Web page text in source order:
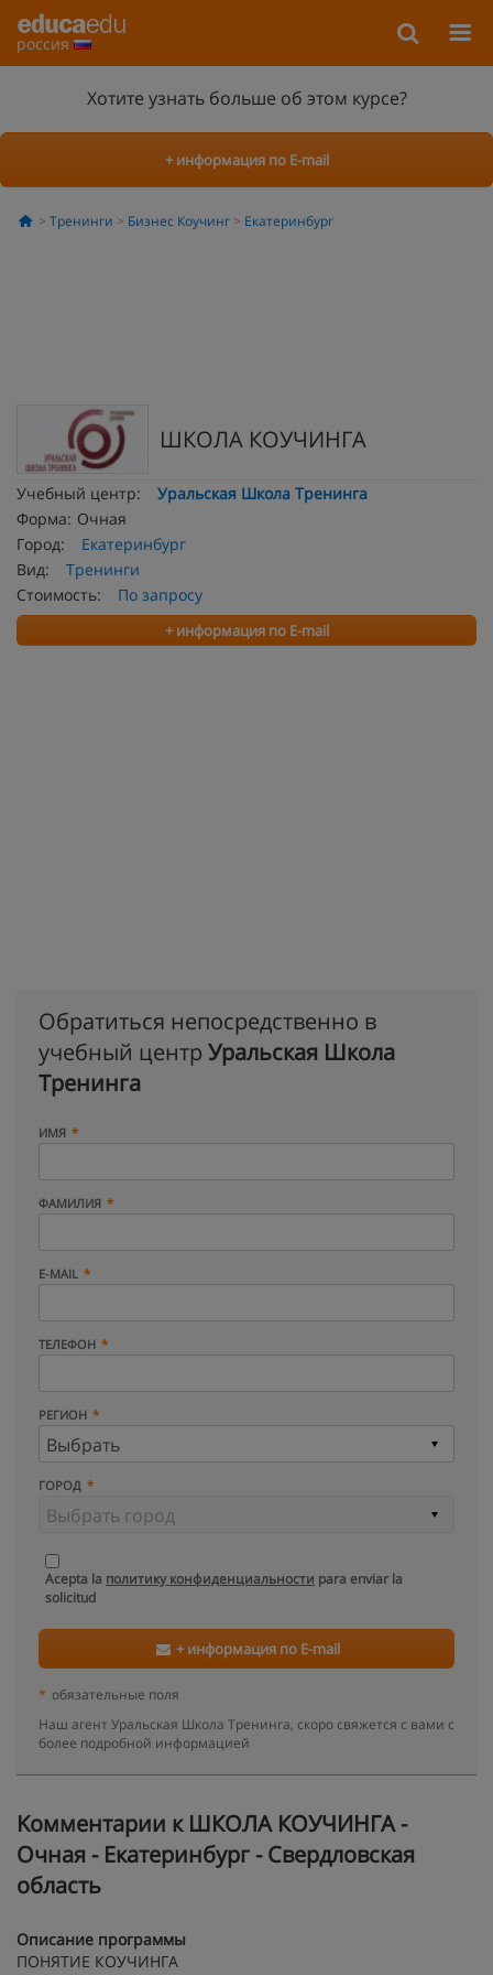
россия
Хотите узнать больше об этом курсе?
+ информация по E-mail
Тренинги Бизнес Коучинг Екатеринбург
ШКОЛА КОУЧИНГА
Учебный центр:
Уральская Школа Тренинга
Форма: Очная
Город:
Екатеринбург
Вид:
Тренинги
Стоимость:
По запросу
+ информация по E-mail
Обратиться непосредственно в
учебный центр Уральская Школа
Тренинга
ИМЯ
ФАМИЛИЯ
E-MAIL
ТЕЛЕФОН
РЕГИОН
ГОРОД
Acepta la политику конфиденциальности para enviar la
solicitud
+ информация по E-mail
* обязательные поля
Наш агент Уральская Школа Тренинга, скоро свяжется с вами с
более подробной информацией
Kомментарии к ШКОЛА КОУЧИНГА -
Очная - Екатеринбург - Свердловская
область
Описание программы
ПОНЯТИЕ КОУЧИНГА